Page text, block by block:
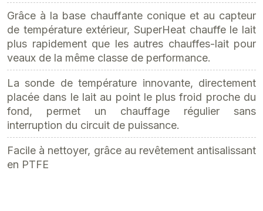
Grâce à la base chauffante conique et au capteur
de température extérieur, SuperHeat chauffe le lait
plus rapidement que les autres chauffes-lait pour
veaux de la même classe de performance.
La sonde de température innovante, directement
placée dans le lait au point le plus froid proche du
fond, permet un chauffage régulier sans
interruption du circuit de puissance.
Facile à nettoyer, grâce au revêtement antisalissant
en PTFE